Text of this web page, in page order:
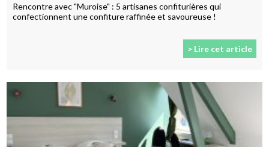
Rencontre avec "Muroise" : 5 artisanes confiturières qui
confectionnent une confiture raffinée et savoureuse !
> Lire cet article